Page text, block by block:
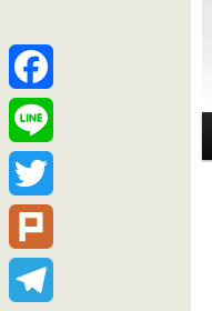
Facebook
Line
Twitter
Plurk